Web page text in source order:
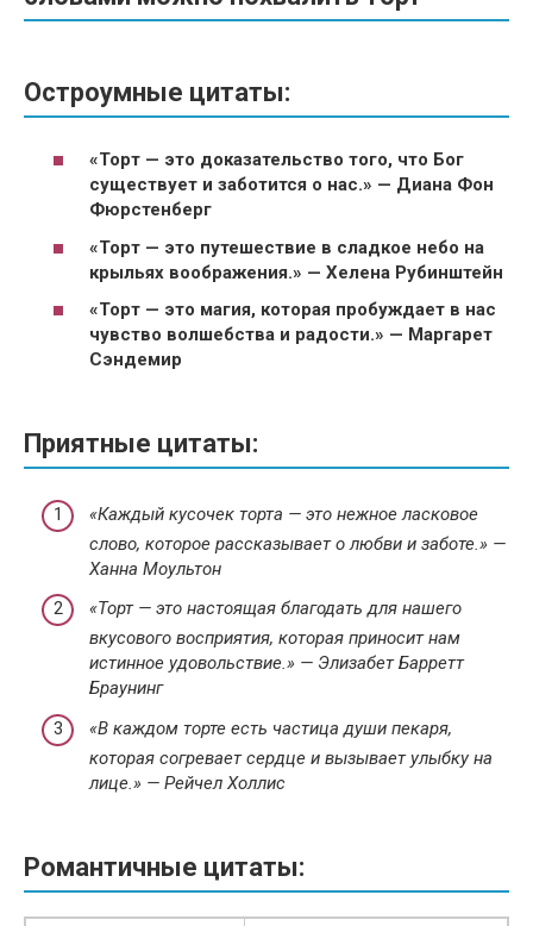
Остроумные цитаты:
«Торт — это доказательство того, что Бог
существует и заботится о нас.» — Диана Фон
Фюрстенберг
«Торт — это путешествие в сладкое небо на
крыльях воображения.» — Хелена Рубинштейн
«Торт — это магия, которая пробуждает в нас
чувство волшебства и радости.» — Маргарет
Сэндемир
Приятные цитаты:
«Каждый кусочек торта — это нежное ласковое
слово, которое рассказывает о любви и заботе.» —
Ханна Моультон
«Торт — это настоящая благодать для нашего
вкусового восприятия, которая приносит нам
истинное удовольствие.» — Элизабет Барретт
Браунинг
«В каждом торте есть частица души пекаря,
которая согревает сердце и вызывает улыбку на
лице.» — Рейчел Холлис
Романтичные цитаты: